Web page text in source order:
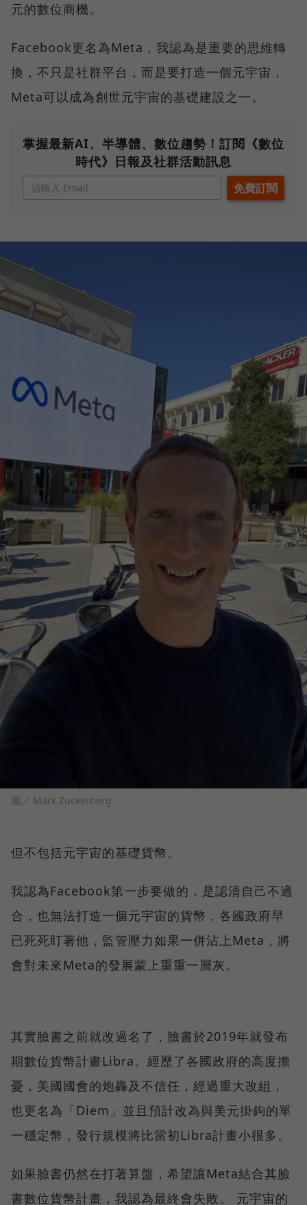
元的數位商機。
Facebook更名為Meta，我認為是重要的思維轉
換，不只是社群平台，而是要打造一個元宇宙，
Meta可以成為創世元宇宙的基礎建設之一。
掌握最新AI、半導體、數位趨勢！訂閱《數位
時代》日報及社群活動訊息
圖／ Mark Zuckerberg
但不包括元宇宙的基礎貨幣。
我認為Facebook第一步要做的，是認清自己不適
合，也無法打造一個元宇宙的貨幣，各國政府早
已死死盯著他，監管壓力如果一併沾上Meta，將
會對未來Meta的發展蒙上重重一層灰。
其實臉書之前就改過名了，臉書於2019年就發布
期數位貨幣計畫Libra。經歷了各國政府的高度擔
憂，美國國會的炮轟及不信任，經過重大改組，
也更名為「Diem」並且預計改為與美元掛鉤的單
一穩定幣，發行規模將比當初Libra計畫小很多。
如果臉書仍然在打著算盤，希望讓Meta結合其臉
書數位貨幣計畫，我認為最終會失敗。 元宇宙的